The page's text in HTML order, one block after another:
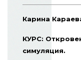
Карина
КУРС:
симуляция.